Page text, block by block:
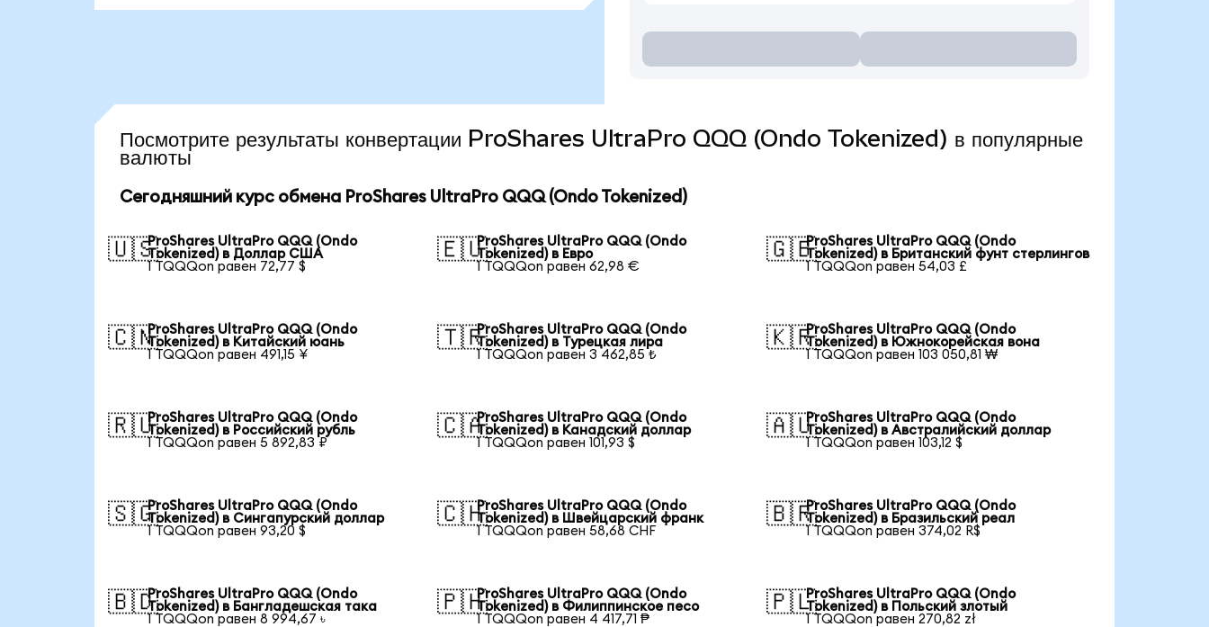
Посмотрите результаты конвертации ProShares UltraPro QQQ (Ondo Tokenized) в популярные
валюты
Сегодняшний курс обмена ProShares UltraPro QQQ (Ondo Tokenized)
🇺🇸ProShares UltraPro QQQ (Ondo
Tokenized) в Доллар США
1 TQQQon равен 72,77 $
🇪🇺ProShares UltraPro QQQ (Ondo
Tokenized) в Евро
1 TQQQon равен 62,98 €
🇬🇧ProShares UltraPro QQQ (Ondo
Tokenized) в Британский фунт стерлингов
1 TQQQon равен 54,03 £
🇨🇳ProShares UltraPro QQQ (Ondo
Tokenized) в Китайский юань
1 TQQQon равен 491,15 ¥
🇹🇷ProShares UltraPro QQQ (Ondo
Tokenized) в Турецкая лира
1 TQQQon равен 3 462,85 ₺
🇰🇷ProShares UltraPro QQQ (Ondo
Tokenized) в Южнокорейская вона
1 TQQQon равен 103 050,81 ₩
🇷🇺ProShares UltraPro QQQ (Ondo
Tokenized) в Российский рубль
1 TQQQon равен 5 892,83 ₽
🇨🇦ProShares UltraPro QQQ (Ondo
Tokenized) в Канадский доллар
1 TQQQon равен 101,93 $
🇦🇺ProShares UltraPro QQQ (Ondo
Tokenized) в Австралийский доллар
1 TQQQon равен 103,12 $
🇸🇬ProShares UltraPro QQQ (Ondo
Tokenized) в Сингапурский доллар
1 TQQQon равен 93,20 $
🇨🇭ProShares UltraPro QQQ (Ondo
Tokenized) в Швейцарский франк
1 TQQQon равен 58,68 CHF
🇧🇷ProShares UltraPro QQQ (Ondo
Tokenized) в Бразильский реал
1 TQQQon равен 374,02 R$
🇧🇩ProShares UltraPro QQQ (Ondo
Tokenized) в Бангладешская така
1 TQQQon равен 8 994,67 ৳
🇵🇭ProShares UltraPro QQQ (Ondo
Tokenized) в Филиппинское песо
1 TQQQon равен 4 417,71 ₱
🇵🇱ProShares UltraPro QQQ (Ondo
Tokenized) в Польский злотый
1 TQQQon равен 270,82 zł